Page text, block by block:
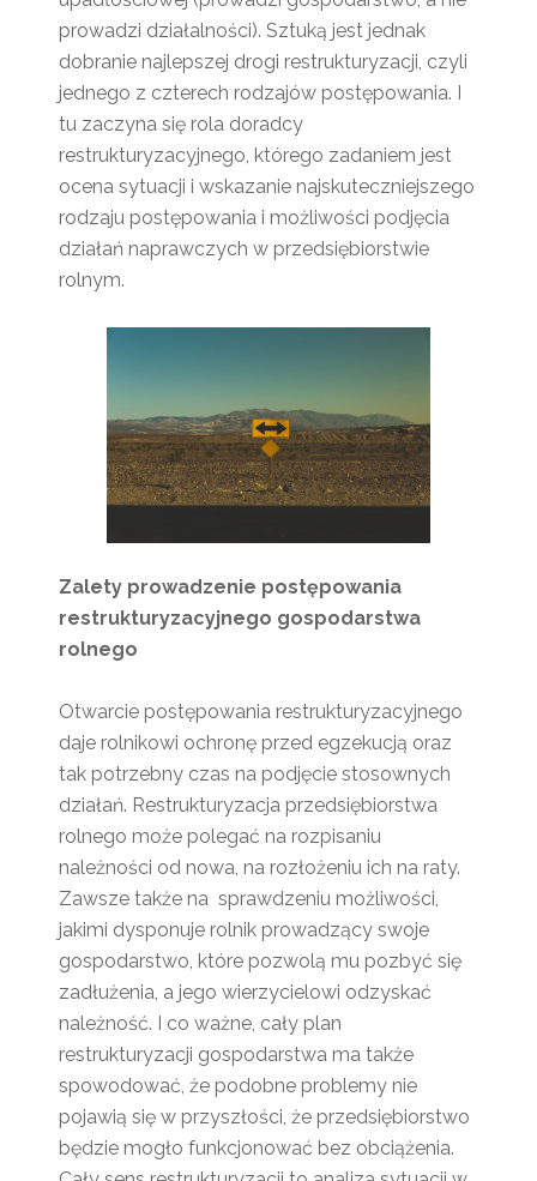
prowadzi działalności). Sztuką jest jednak
dobranie najlepszej drogi restrukturyzacji, czyli
jednego z czterech rodzajów postępowania. I
tu zaczyna się rola doradcy
restrukturyzacyjnego, którego zadaniem jest
ocena sytuacji i wskazanie najskuteczniejszego
rodzaju postępowania i możliwości podjęcia
działań naprawczych w przedsiębiorstwie
rolnym.
Zalety prowadzenie postępowania
restrukturyzacyjnego gospodarstwa
rolnego
Otwarcie postępowania restrukturyzacyjnego
daje rolnikowi ochronę przed egzekucją oraz
tak potrzebny czas na podjęcie stosownych
działań. Restrukturyzacja przedsiębiorstwa
rolnego może polegać na rozpisaniu
należności od nowa, na rozłożeniu ich na raty.
Zawsze także na sprawdzeniu możliwości,
jakimi dysponuje rolnik prowadzący swoje
gospodarstwo, które pozwolą mu pozbyć się
zadłużenia, a jego wierzycielowi odzyskać
należność. I co ważne, cały plan
restrukturyzacji gospodarstwa ma także
spowodować, że podobne problemy nie
pojawią się w przyszłości, że przedsiębiorstwo
będzie mogło funkcjonować bez obciążenia.